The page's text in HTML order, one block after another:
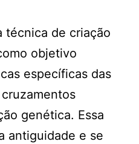
técnica de criação
objetivo
específicas das
genética. Essa
antiguidade e se